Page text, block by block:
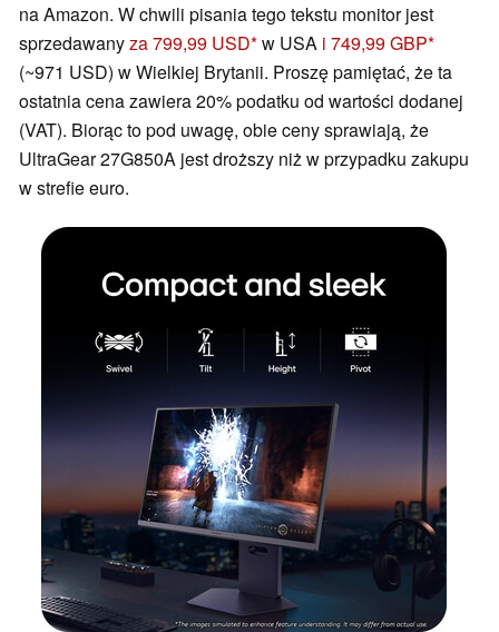
na Amazon. W chwili pisania tego tekstu monitor jest
sprzedawanyza 799,99 USD w USA i 749,99 GBP
(~971 USD) w Wielkiej Brytanii. Proszę pamiętać, że ta
ostatnia cena zawiera 20% podatku od wartości dodanej
(VAT). Biorąc to pod uwagę, obie ceny sprawiają, że
UltraGear 27G850A jest droższy niż w przypadku zakupu
w strefie euro.